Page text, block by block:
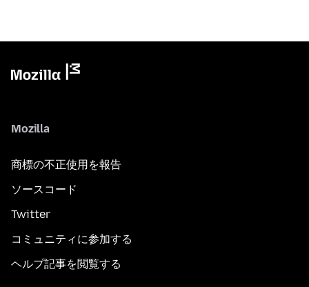
Mozilla
商標の不正使用を報告
ソースコード
Twitter
コミュニティに参加する
ヘルプ記事を閲覧する